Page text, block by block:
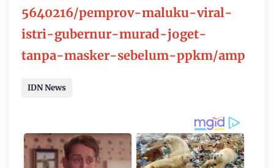
5640216/pemprov-maluku-viral-
istri-gubernur-murad-joget-
tanpa-masker-sebelum-ppkm/amp
IDN News